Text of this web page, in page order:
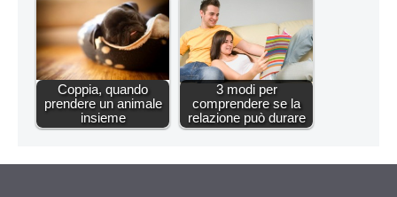
Coppia, quando
prendere un animale
insieme
3 modi per
comprendere se la
relazione può durare